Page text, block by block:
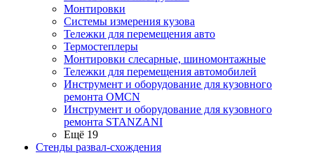
Монтировки
Системы измерения кузова
Тележки для перемещения авто
Термостеплеры
Монтировки слесарные, шиномонтажные
Тележки для перемещения автомобилей
Инструмент и оборудование для кузовного
ремонта OMCN
Инструмент и оборудование для кузовного
ремонта STANZANI
Ещё 19
Стенды развал-схождения